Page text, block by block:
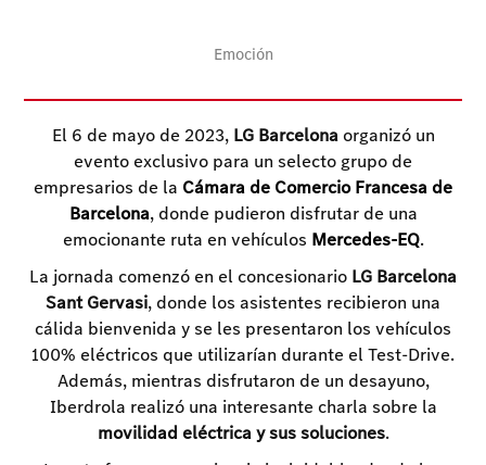
Emoción
El 6 de mayo de 2023, LG Barcelonaorganizó un
evento exclusivo para un selecto grupo de
empresarios de la Cámara de Comercio Francesa de
Barcelona, donde pudieron disfrutar de una
emocionante ruta en vehículos Mercedes-EQ.
La jornada comenzó en el concesionario LG Barcelona
Sant Gervasi, donde los asistentes recibieron una
cálida bienvenida y se les presentaron los vehículos
100% eléctricos que utilizarían durante el Test-Drive.
Además, mientras disfrutaron de un desayuno,
Iberdrola realizó una interesante charla sobre la
movilidad eléctrica y sus soluciones.